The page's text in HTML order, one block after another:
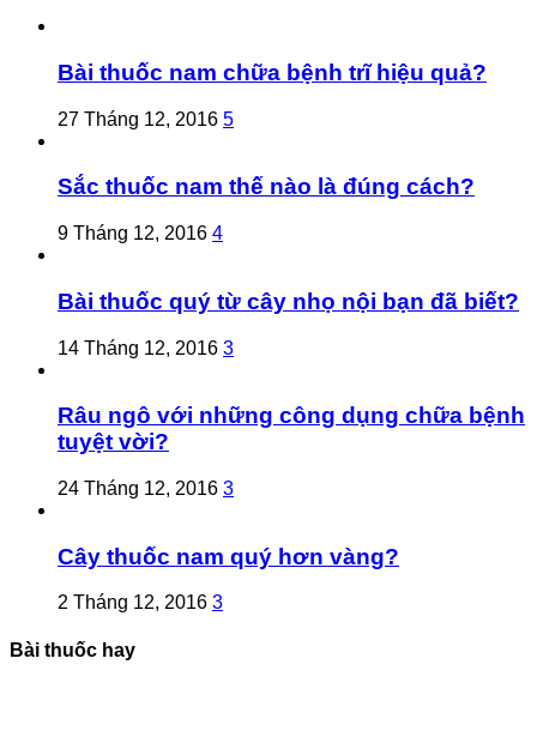
Bài thuốc nam chữa bệnh trĩ hiệu quả?
27 Tháng 12, 2016 5
Sắc thuốc nam thế nào là đúng cách?
9 Tháng 12, 2016 4
Bài thuốc quý từ cây nhọ nội bạn đã biết?
14 Tháng 12, 2016 3
Râu ngô với những công dụng chữa bệnh
tuyệt vời?
24 Tháng 12, 2016 3
Cây thuốc nam quý hơn vàng?
2 Tháng 12, 2016 3
Bài thuốc hay